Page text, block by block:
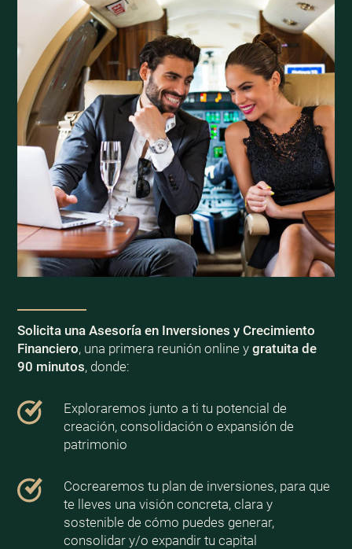
Solicita una Asesoría en Inversiones y Crecimiento
Financiero, una primera reunión online y gratuita de
90 minutos, donde:
Exploraremos junto a ti tu potencial de
creación, consolidación o expansión de
patrimonio
Cocrearemos tu plan de inversiones, para que
te lleves una visión concreta, clara y
sostenible de cómo puedes generar,
consolidar y/o expandir tu capital